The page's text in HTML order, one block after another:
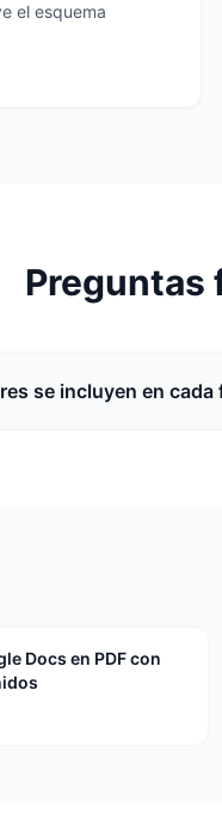
el esquema
Preguntas
se incluyen en
Docs en PDF con